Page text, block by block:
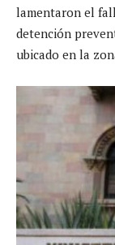
lamentaron el
detención
ubicado en la